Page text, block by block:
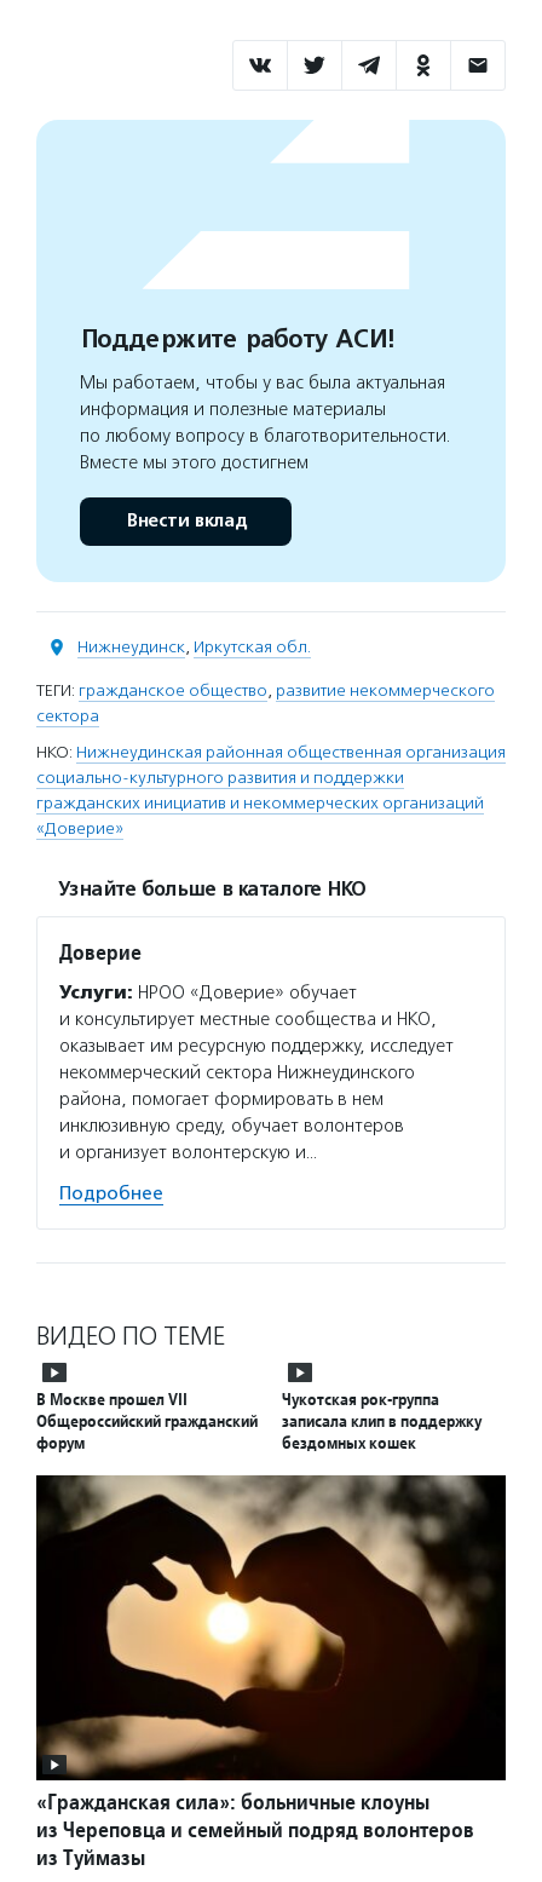
Поддержите работу АСИ!
Мы работаем, чтобы у вас была актуальная
информация и полезные материалы
по любому вопросу в благотворительности.
Вместе мы этого достигнем
Внести вклад
Нижнеудинск, Иркутская обл.
ТЕГИ: гражданское общество, развитие некоммерческого
сектора
НКО: Нижнеудинская районная общественная организация
социально-культурного развития и поддержки
гражданских инициатив и некоммерческих организаций
«Доверие»
Узнайте больше в каталоге НКО
Доверие
Услуги: НРОО «Доверие» обучает
и консультирует местные сообщества и НКО,
оказывает им ресурсную поддержку, исследует
некоммерческий сектора Нижнеудинского
района, помогает формировать в нем
инклюзивную среду, обучает волонтеров
и организует волонтерскую и…
Подробнее
ВИДЕО ПО ТЕМЕ
В Москве прошел VII
Общероссийский гражданский
форум
Чукотская рок-группа
записала клип в поддержку
бездомных кошек
«Гражданская сила»: больничные клоуны
из Череповца и семейный подряд волонтеров
из Туймазы